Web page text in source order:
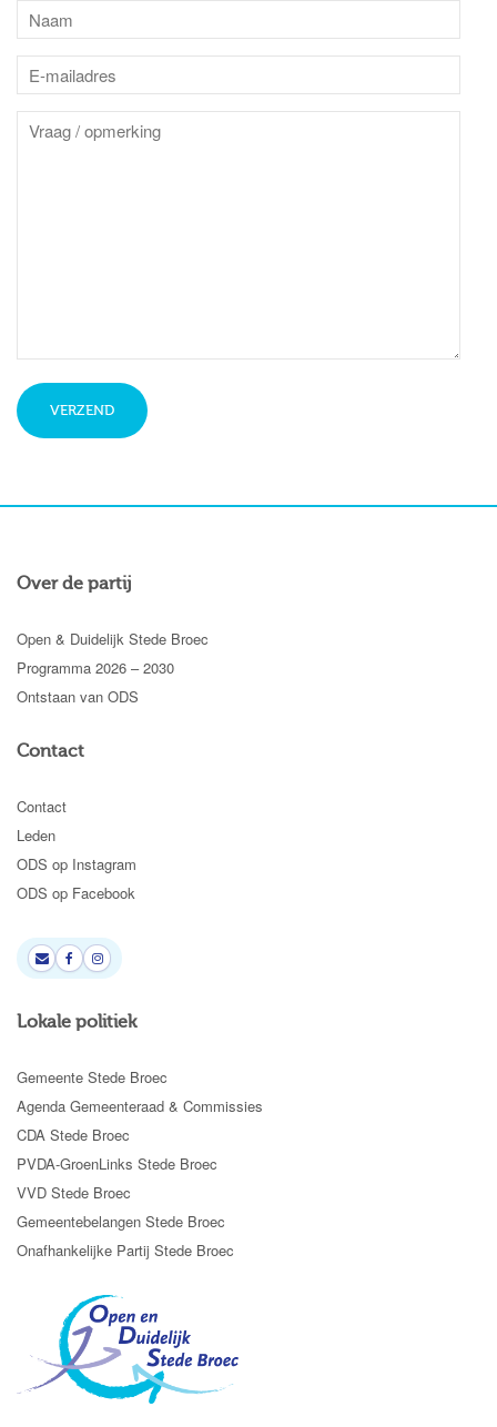
Over de partij
Open & Duidelijk Stede Broec
Programma 2026 – 2030
Ontstaan van ODS
Contact
Contact
Leden
ODS op Instagram
ODS op Facebook
Lokale politiek
Gemeente Stede Broec
Agenda Gemeenteraad & Commissies
CDA Stede Broec
PVDA-GroenLinks Stede Broec
VVD Stede Broec
Gemeentebelangen Stede Broec
Onafhankelijke Partij Stede Broec